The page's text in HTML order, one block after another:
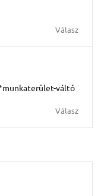
Válasz
váltó
Válasz